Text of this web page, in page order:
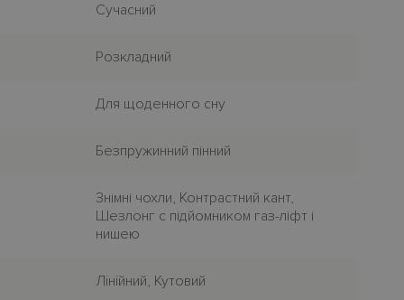
Сучасний
Розкладний
Для щоденного сну
Безпружинний пінний
Знімні чохли, Контрастний кант,
Шезлонг с підйомником газ-ліфт і
нишею
Лiнiйний, Кутовий